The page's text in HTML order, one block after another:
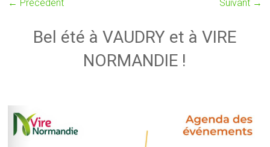
← Précédent Suivant →
Bel été à VAUDRY et à VIRE
NORMANDIE !